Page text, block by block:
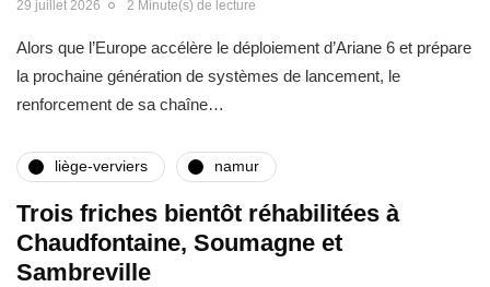
29 juillet 2026 2 Minute(s) de lecture
Alors que l’Europe accélère le déploiement d’Ariane 6 et prépare
la prochaine génération de systèmes de lancement, le
renforcement de sa chaîne…
liège-verviers namur
Trois friches bientôt réhabilitées à
Chaudfontaine, Soumagne et
Sambreville